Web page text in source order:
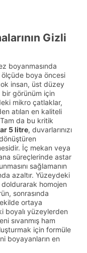
Gizli
boyanmasında
boya öncesi
insan, üst düzey
bir görünüm için
mikro çatlaklar,
atılan en kaliteli
da bu kritik
5 litre, duvarlarınızı
İç mekan veya
süreçlerinde astar
sağlamanın
azaltır. Yüzeydeki
homojen
sonrasında
ortaya
boyalı yüzeylerden
sıvanmış ham
için formüle
boyayanların en